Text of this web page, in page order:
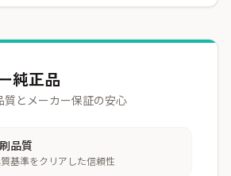
純正品
質とメーカー保証の安心
品質
基準をクリアした信頼性